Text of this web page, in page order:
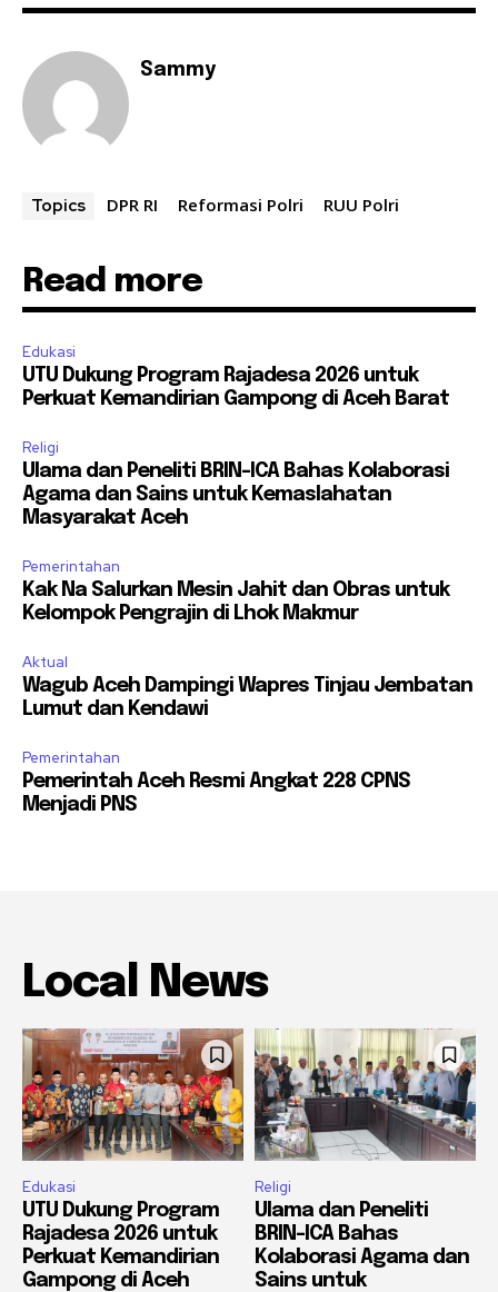
Sammy
Topics DPR RI Reformasi Polri RUU Polri
Read more
Edukasi
UTU Dukung Program Rajadesa 2026 untuk
Perkuat Kemandirian Gampong di Aceh Barat
Religi
Ulama dan Peneliti BRIN-ICA Bahas Kolaborasi
Agama dan Sains untuk Kemaslahatan
Masyarakat Aceh
Pemerintahan
Kak Na Salurkan Mesin Jahit dan Obras untuk
Kelompok Pengrajin di Lhok Makmur
Aktual
Wagub Aceh Dampingi Wapres Tinjau Jembatan
Lumut dan Kendawi
Pemerintahan
Pemerintah Aceh Resmi Angkat 228 CPNS
Menjadi PNS
Local News
Edukasi
UTU Dukung Program
Rajadesa 2026 untuk
Perkuat Kemandirian
Gampong di Aceh
Religi
Ulama dan Peneliti
BRIN-ICA Bahas
Kolaborasi Agama dan
Sains untuk